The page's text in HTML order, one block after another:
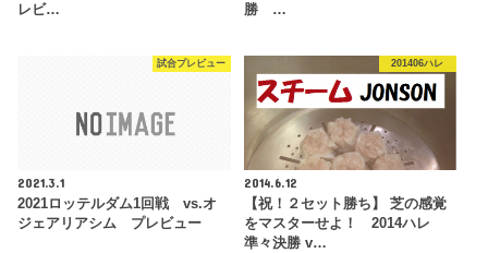
レビ…
勝 …
試合プレビュー
2021.3.1
2021ロッテルダム1回戦 vs.オ
ジェアリアシム プレビュー
201406ハレ
2014.6.12
【祝！２セット勝ち】 芝の感覚
をマスターせよ！ 2014ハレ
準々決勝 v…